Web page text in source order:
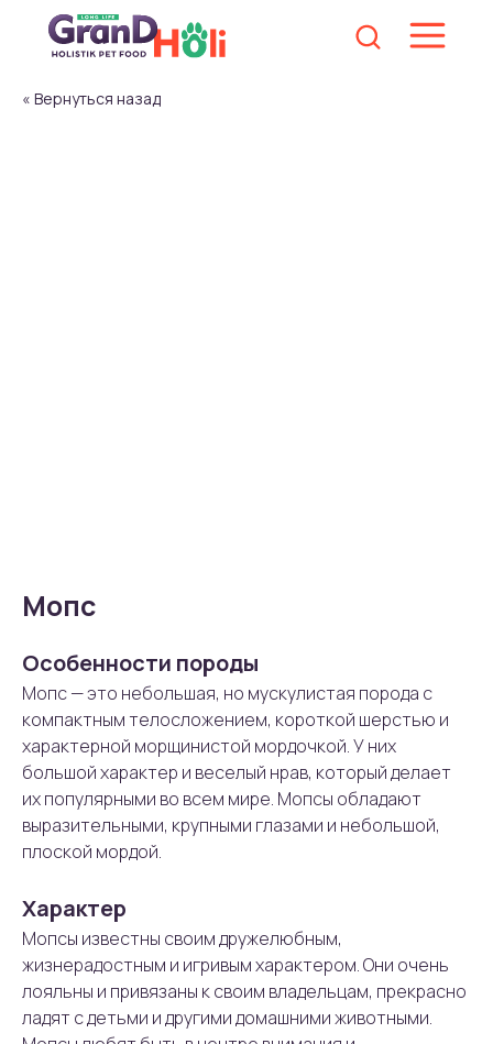
« Вернуться назад
Мопс
Особенности породы
Мопс — это небольшая, но мускулистая порода с
компактным телосложением, короткой шерстью и
характерной морщинистой мордочкой. У них
большой характер и веселый нрав, который делает
их популярными во всем мире. Мопсы обладают
выразительными, крупными глазами и небольшой,
плоской мордой.
Характер
Мопсы известны своим дружелюбным,
жизнерадостным и игривым характером. Они очень
лояльны и привязаны к своим владельцам, прекрасно
ладят с детьми и другими домашними животными.